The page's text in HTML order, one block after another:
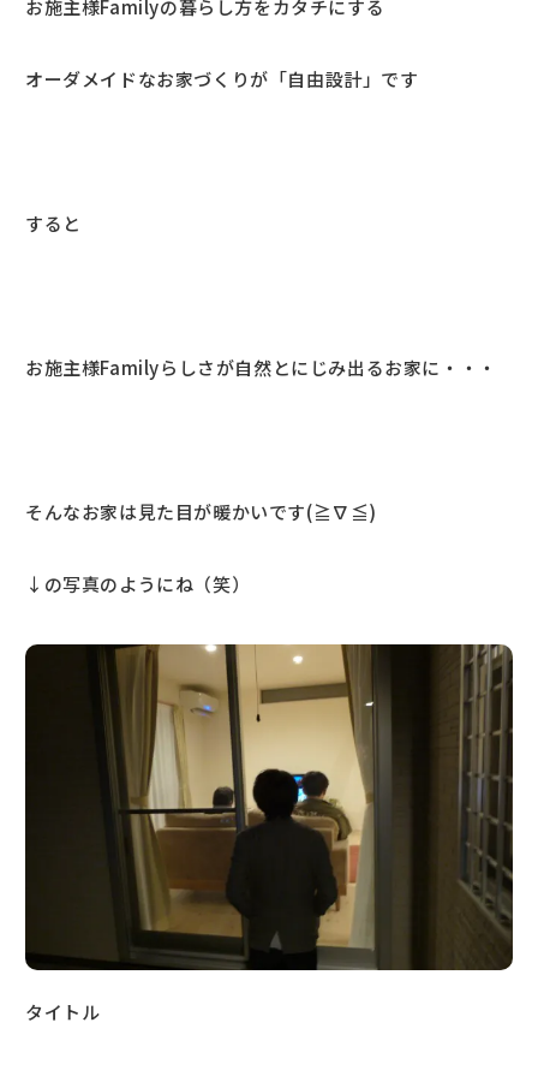
お施主様Familyの暮らし方をカタチにする
オーダメイドなお家づくりが「自由設計」です
すると
お施主様Familyらしさが自然とにじみ出るお家に・・・
そんなお家は見た目が暖かいです(≧∇≦)
↓の写真のようにね（笑）
タイトル